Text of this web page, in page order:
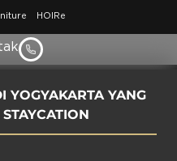
HOIRe
YOGYAKARTA YANG